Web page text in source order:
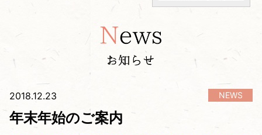
2018.12.23
年末年始のご案内